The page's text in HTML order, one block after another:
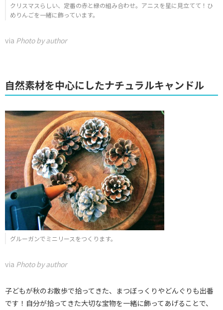
クリスマスらしい、定番の赤と緑の組み合わせ。アニスを星に見立てて！ひ
めりんごを一緒に飾っています。
via Photo by author
自然素材を中心にしたナチュラルキャンドル
グルーガンでミニリースをつくります。
via Photo by author
子どもが秋のお散歩で拾ってきた、まつぼっくりやどんぐりも出番
です！自分が拾ってきた大切な宝物を一緒に飾ってあげることで、